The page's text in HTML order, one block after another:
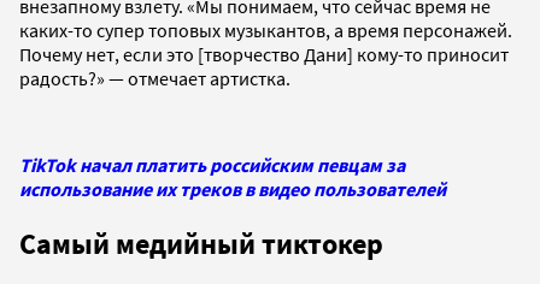
внезапному взлету. «Мы понимаем, что сейчас время не
каких-то супер топовых музыкантов, а время персонажей.
Почему нет, если это [творчество Дани] кому-то приносит
радость?» — отмечает артистка.
TikTok начал платить российским певцам за
использование их треков в видео пользователей
Самый медийный тиктокер